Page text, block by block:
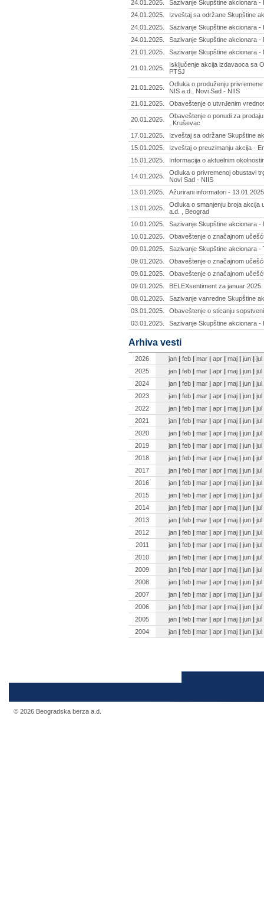
24.01.2025.
Sazivanje Skupštine akcionara -
24.01.2025.
Izveštaj sa održane Skupštine
24.01.2025.
Sazivanje Skupštine akcionara -
24.01.2025.
Sazivanje Skupštine akcionara -
21.01.2025.
Sazivanje Skupštine akcionara -
21.01.2025.
Isključenje akcija izdavaoca sa
PTSJ
21.01.2025.
Odluka o produženju
NIS a.d., Novi Sad - NIIS
21.01.2025.
Obaveštenje o utvrđenim
20.01.2025.
Obaveštenje o ponudi za
, Kruševac
17.01.2025.
Izveštaj sa održane Skupštine
15.01.2025.
Izveštaj o preuzimanju akcija -
15.01.2025.
Informacija o aktuelnim
14.01.2025.
Odluka o privremenoj obustavi
Novi Sad - NIIS
13.01.2025.
Ažurirani informatori - 13.01.2025
13.01.2025.
Odluka o smanjenju broja akcija
a.d. , Beograd
10.01.2025.
Sazivanje Skupštine akcionara -
10.01.2025.
Obaveštenje o značajnom
09.01.2025.
Sazivanje Skupštine akcionara -
09.01.2025.
Obaveštenje o značajnom
09.01.2025.
Obaveštenje o značajnom
09.01.2025.
BELEXsentiment za januar
08.01.2025.
Sazivanje vanredne Skupštine
03.01.2025.
Obaveštenje o sticanju
03.01.2025.
Sazivanje Skupštine akcionara -
Arhiva vesti
2026 jan | feb | mar | apr | maj | jun | jul
2025
jan | feb | mar | apr | maj | jun | jul
2024
jan | feb | mar | apr | maj | jun | jul
2023
jan | feb | mar | apr | maj | jun | jul
2022
jan | feb | mar | apr | maj | jun | jul
2021
jan | feb | mar | apr | maj | jun | jul
2020
jan | feb | mar | apr | maj | jun | jul
2019
jan | feb | mar | apr | maj | jun | jul
2018
jan | feb | mar | apr | maj | jun | jul
2017
jan | feb | mar | apr | maj | jun | jul
2016
jan | feb | mar | apr | maj | jun | jul
2015
jan | feb | mar | apr | maj | jun | jul
2014
jan | feb | mar | apr | maj | jun | jul
2013
jan | feb | mar | apr | maj | jun | jul
2012
jan | feb | mar | apr | maj | jun | jul
2011
jan | feb | mar | apr | maj | jun | jul
2010
jan | feb | mar | apr | maj | jun | jul
2009
jan | feb | mar | apr | maj | jun | jul
2008
jan | feb | mar | apr | maj | jun | jul
2007
jan | feb | mar | apr | maj | jun | jul
2006
jan | feb | mar | apr | maj | jun | jul
2005
jan | feb | mar | apr | maj | jun | jul
2004
jan | feb | mar | apr | maj | jun | jul
© 2026 Beogradska berza a.d.